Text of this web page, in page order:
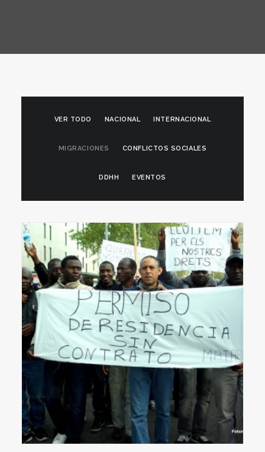
VER TODO NACIONAL INTERNACIONAL
MIGRACIONES CONFLICTOS SOCIALES
DDHH EVENTOS